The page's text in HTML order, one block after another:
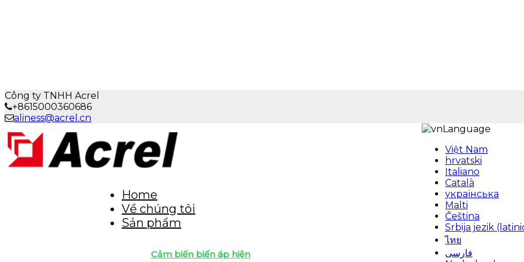
Công ty TNHH Acrel
+8615000360686
aliness@acrel.cn
Language
Việt Nam
hrvatski
Italiano
Català
українська
Malti
Čeština
Srbija jezik
ไทย
فارسی
Home
Về chúng tôi
Sản phẩm
Cảm biến biến áp hiện